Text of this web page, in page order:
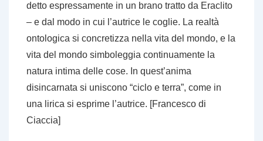
detto espressamente in un brano tratto da Eraclito
– e dal modo in cui l’autrice le coglie. La realtà
ontologica si concretizza nella vita del mondo, e la
vita del mondo simboleggia continuamente la
natura intima delle cose. In quest’anima
disincarnata si uniscono “ciclo e terra”, come in
una lirica si esprime l’autrice. [Francesco di
Ciaccia]